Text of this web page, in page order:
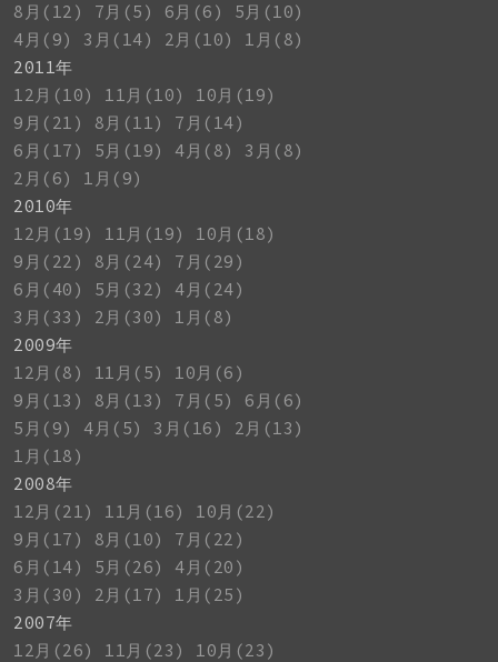
8月(12)
7月(5) 6月(6)
5月(10)
4月(9)
3月(14) 2月(10)
1月(8)
2011年
12月(10)
11月(10)
10月(19)
9月(21)
8月(11)
7月(14)
6月(17)
5月(19) 4月(8)
3月(8)
2月(6)
1月(9)
2010年
12月(19)
11月(19)
10月(18)
9月(22)
8月(24)
7月(29)
6月(40)
5月(32)
4月(24)
3月(33)
2月(30)
1月(8)
2009年
12月(8)
11月(5)
10月(6)
9月(13)
8月(13) 7月(5)
6月(6)
5月(9)
4月(5) 3月(16)
2月(13)
1月(18)
2008年
12月(21)
11月(16)
10月(22)
9月(17)
8月(10)
7月(22)
6月(14)
5月(26)
4月(20)
3月(30)
2月(17)
1月(25)
2007年
12月(26)
11月(23)
10月(23)